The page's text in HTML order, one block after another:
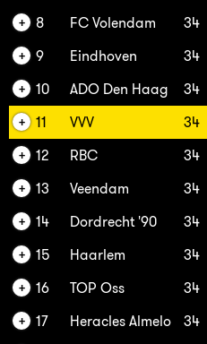
8 FC Volendam 34
9
Eindhoven 34
10
ADO Den Haag 34
11
VVV 34
12
RBC 34
13
Veendam 34
14
Dordrecht '90 34
15
Haarlem 34
16
TOP Oss 34
17
Heracles Almelo 34